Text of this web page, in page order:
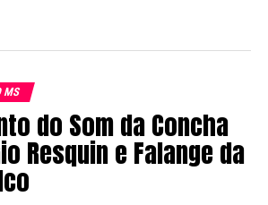
MS
do Som da Concha
Resquin e Falange da